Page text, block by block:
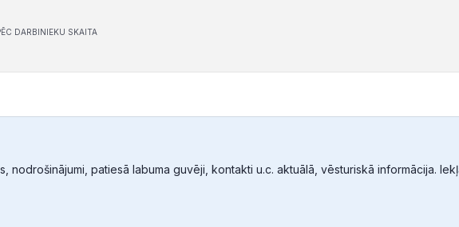
DARBINIEKU SKAITA
patiesā labuma guvēji, kontakti u.c. aktuālā, vēsturiskā informācija.